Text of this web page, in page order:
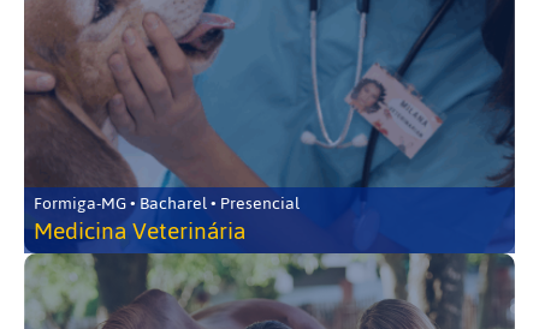
Formiga-MG • Bacharel • Presencial
Medicina Veterinária